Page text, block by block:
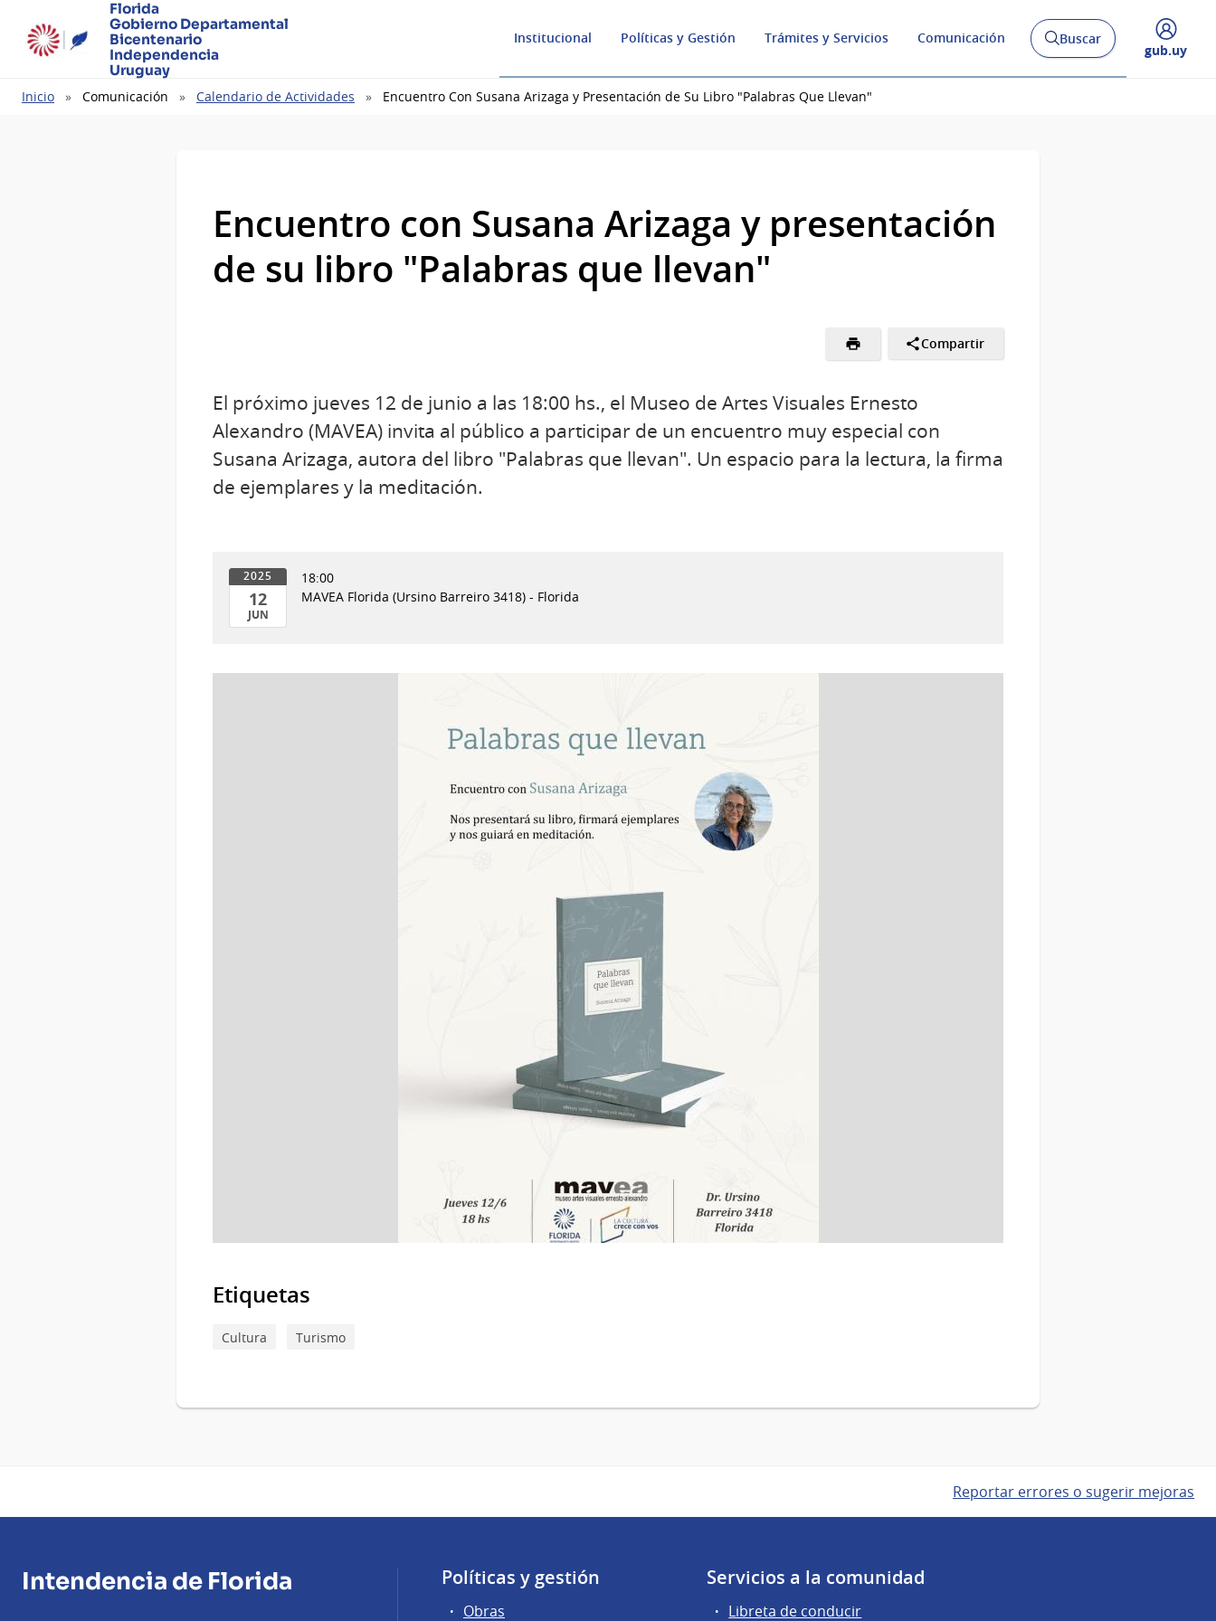
Florida
Gobierno Departamental
Bicentenario
Independencia
Uruguay
Institucional Políticas y Gestión Trámites y Servicios Comunicación
AbrirBuscar
Desplegar
gub.uy
Ruta
Inicio Comunicación Calendario de Actividades Encuentro Con Susana Arizaga y Presentación de Su Libro "Palabras Que Llevan"
Encuentro con Susana Arizaga y presentación
de su libro "Palabras que llevan"
Compartir
El próximo jueves 12 de junio a las 18:00 hs., el Museo de Artes Visuales Ernesto
Alexandro (MAVEA) invita al público a participar de un encuentro muy especial con
Susana Arizaga, autora del libro "Palabras que llevan". Un espacio para la lectura, la firma
de ejemplares y la meditación.
2025
12
JUN
18:00
MAVEA Florida (Ursino Barreiro 3418) - Florida
Etiquetas
Cultura Turismo
Reportar errores o sugerir mejoras
Intendencia de Florida Políticas y gestión
Obras
Servicios a la comunidad
Libreta de conducir